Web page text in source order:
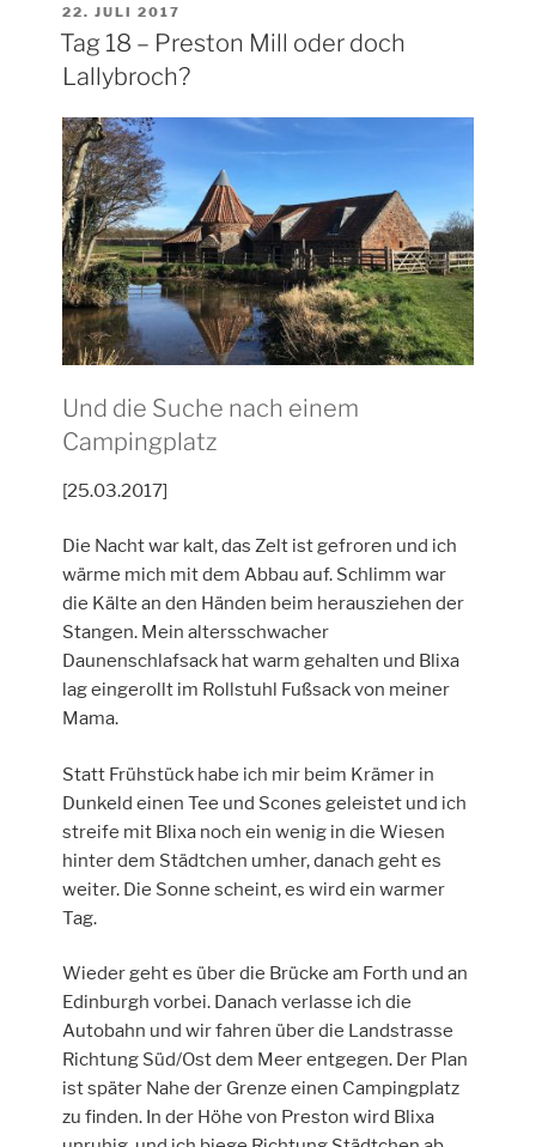
zur
Fähre“
VERÖFFENTLICHT
AM
22. JULI 2017
Tag 18 – Preston Mill oder doch
Lallybroch?
Und die Suche nach einem
Campingplatz
[25.03.2017]
Die Nacht war kalt, das Zelt ist gefroren und ich
wärme mich mit dem Abbau auf. Schlimm war
die Kälte an den Händen beim herausziehen der
Stangen. Mein altersschwacher
Daunenschlafsack hat warm gehalten und Blixa
lag eingerollt im Rollstuhl Fußsack von meiner
Mama.
Statt Frühstück habe ich mir beim Krämer in
Dunkeld einen Tee und Scones geleistet und ich
streife mit Blixa noch ein wenig in die Wiesen
hinter dem Städtchen umher, danach geht es
weiter. Die Sonne scheint, es wird ein warmer
Tag.
Wieder geht es über die Brücke am Forth und an
Edinburgh vorbei. Danach verlasse ich die
Autobahn und wir fahren über die Landstrasse
Richtung Süd/Ost dem Meer entgegen. Der Plan
ist später Nahe der Grenze einen Campingplatz
zu finden. In der Höhe von Preston wird Blixa